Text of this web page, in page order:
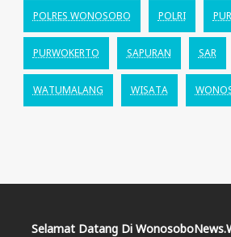
POLRES WONOSOBO POLRI
PURWOKERTO SAPURAN SAR
WATUMALANG WISATA
Selamat Datang Di